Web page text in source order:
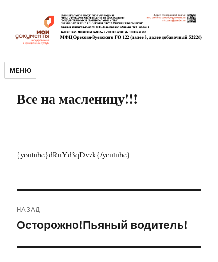
МЕНЮ
Все на масленицу!!!
{youtube}dRuYd3qDvzk{/youtube}
по
НАЗАД
Предыдущая
Осторожно!Пьяный водитель!